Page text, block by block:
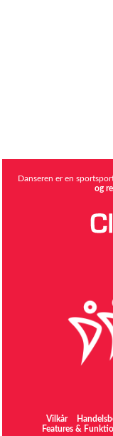
Danseren er en
og
Vilkår
Features &